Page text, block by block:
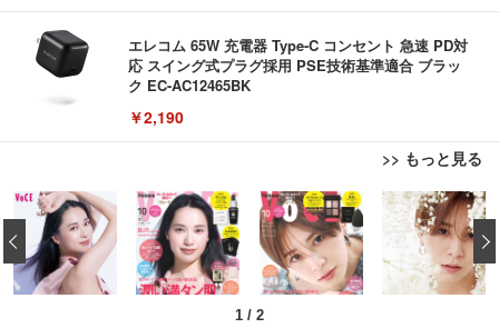
エレコム 65W 充電器 Type-C コンセント 急速 PD対
応 スイング式プラグ採用 PSE技術基準適合 ブラッ
ク EC-AC12465BK
￥2,190
>> もっと見る
EIZO ビジネス向けプレミアムモニター | FlexScan
EV3240X-WT | 31.5型4K UHD・USB Type-C・ホワ
イト
￥105,595
1 / 2
‹